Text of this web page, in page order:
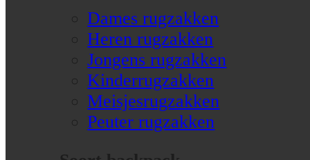
Dames rugzakken
Heren rugzakken
Jongens rugzakken
Kinderrugzakken
Meisjesrugzakken
Peuter rugzakken